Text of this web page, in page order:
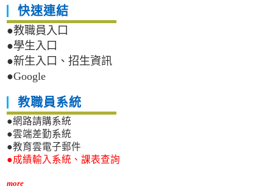
快速連結
●教職員入口
●學生入口
●新生入口、招生資訊
●Google
教職員系統
●網路請購系統
●雲端差勤系統
●教育雲電子郵件
●成績輸入系統、課表查詢
more